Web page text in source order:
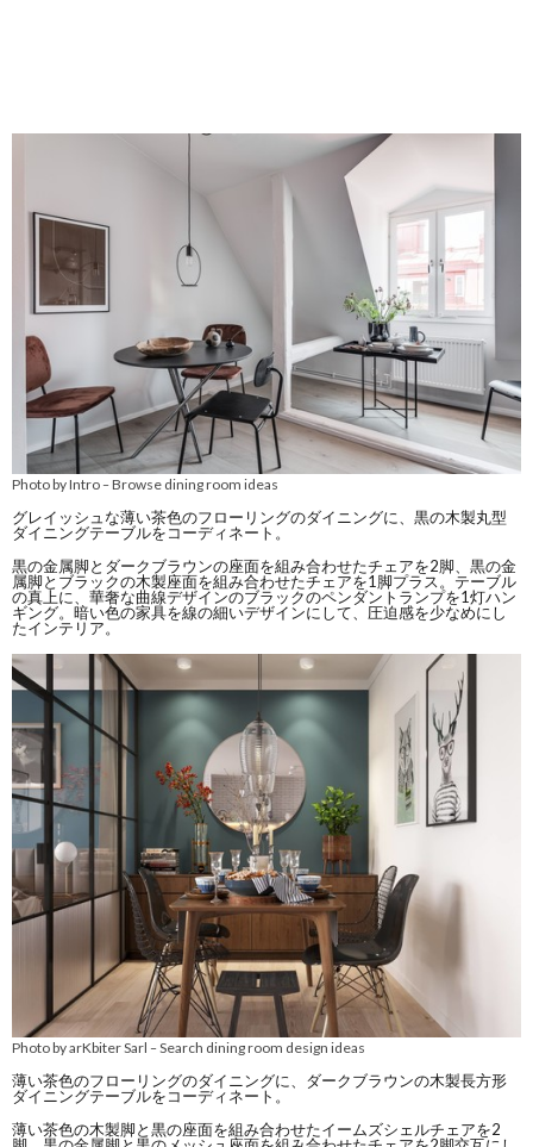
Photo by Intro–Browse dining room ideas
グレイッシュな薄い茶色のフローリングのダイニングに、黒の木製丸型
ダイニングテーブルをコーディネート。
黒の金属脚とダークブラウンの座面を組み合わせたチェアを2脚、黒の金
属脚とブラックの木製座面を組み合わせたチェアを1脚プラス。テーブル
の真上に、華奢な曲線デザインのブラックのペンダントランプを1灯ハン
ギング。暗い色の家具を線の細いデザインにして、圧迫感を少なめにし
たインテリア。
Photo by arKbiter Sarl –Search dining room design ideas
薄い茶色のフローリングのダイニングに、ダークブラウンの木製長方形
ダイニングテーブルをコーディネート。
薄い茶色の木製脚と黒の座面を組み合わせたイームズシェルチェアを2